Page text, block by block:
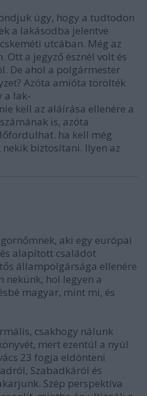
úgy, hogy a tudtodon
a lakásodba jelentve
utcában. Még az
Ott a jegyző észnél volt és
De ahol a polgármester
Azóta amióta törölték
a lak-
kell az aláírása ellenére a
is, azóta
ha kell még
biztosítani. Ilyen az
aki egy európai
alapított családot
állampolgársága ellenére
nekünk, hol legyen a
magyar, mint mi, és
csakhogy nálunk
mert ezentúl a nyúl
23 fogja eldönteni
Szabadkáról és
Szép perspektíva